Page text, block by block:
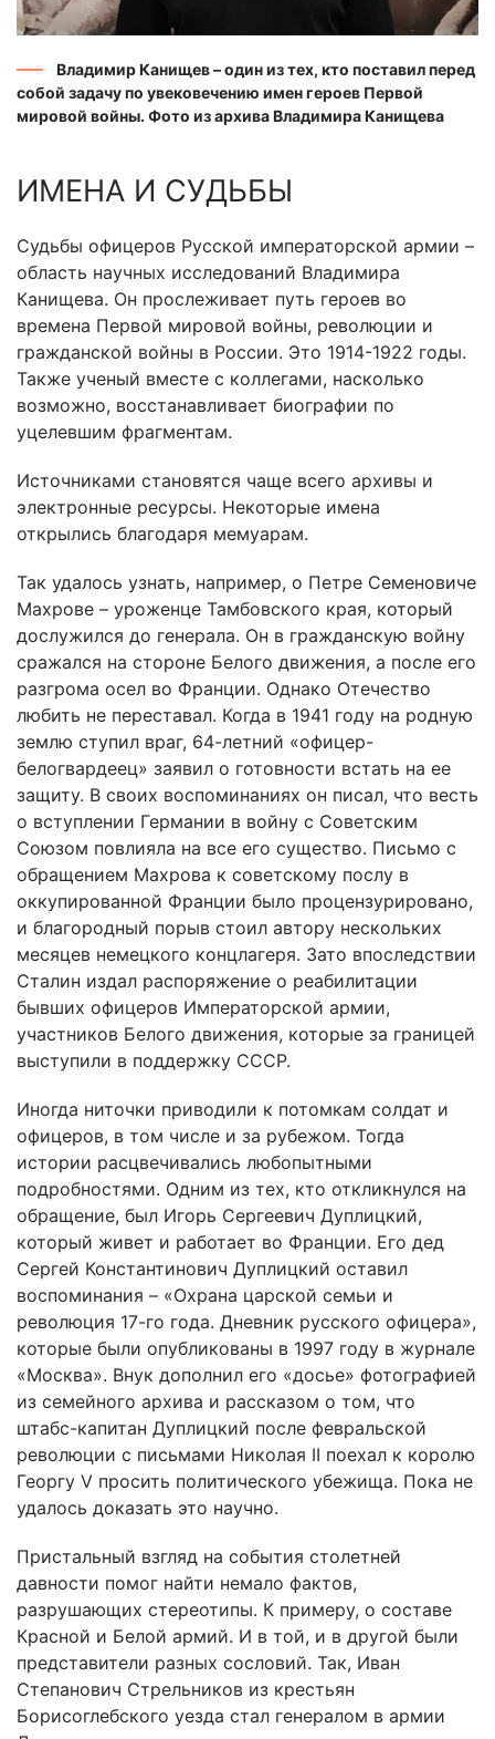
Владимир Канищев – один из тех, кто поставил перед
собой задачу по увековечению имен героев Первой
мировой войны. Фото из архива Владимира Канищева
ИМЕНА И СУДЬБЫ
Судьбы офицеров Русской императорской армии –
область научных исследований Владимира
Канищева. Он прослеживает путь героев во
времена Первой мировой войны, революции и
гражданской войны в России. Это 1914-1922 годы.
Также ученый вместе с коллегами, насколько
возможно, восстанавливает биографии по
уцелевшим фрагментам.
Источниками становятся чаще всего архивы и
электронные ресурсы. Некоторые имена
открылись благодаря мемуарам.
Так удалось узнать, например, о Петре Семеновиче
Махрове – уроженце Тамбовского края, который
дослужился до генерала. Он в гражданскую войну
сражался на стороне Белого движения, а после его
разгрома осел во Франции. Однако Отечество
любить не переставал. Когда в 1941 году на родную
землю ступил враг, 64-летний «офицер-
белогвардеец» заявил о готовности встать на ее
защиту. В своих воспоминаниях он писал, что весть
о вступлении Германии в войну с Советским
Союзом повлияла на все его существо. Письмо с
обращением Махрова к советскому послу в
оккупированной Франции было процензурировано,
и благородный порыв стоил автору нескольких
месяцев немецкого концлагеря. Зато впоследствии
Сталин издал распоряжение о реабилитации
бывших офицеров Императорской армии,
участников Белого движения, которые за границей
выступили в поддержку СССР.
Иногда ниточки приводили к потомкам солдат и
офицеров, в том числе и за рубежом. Тогда
истории расцвечивались любопытными
подробностями. Одним из тех, кто откликнулся на
обращение, был Игорь Сергеевич Дуплицкий,
который живет и работает во Франции. Его дед
Сергей Константинович Дуплицкий оставил
воспоминания – «Охрана царской семьи и
революция 17-го года. Дневник русского офицера»,
которые были опубликованы в 1997 году в журнале
«Москва». Внук дополнил его «досье» фотографией
из семейного архива и рассказом о том, что
штабс-капитан Дуплицкий после февральской
революции с письмами Николая II поехал к королю
Георгу V просить политического убежища. Пока не
удалось доказать это научно.
Пристальный взгляд на события столетней
давности помог найти немало фактов,
разрушающих стереотипы. К примеру, о составе
Красной и Белой армий. И в той, и в другой были
представители разных сословий. Так, Иван
Степанович Стрельников из крестьян
Борисоглебского уезда стал генералом в армии